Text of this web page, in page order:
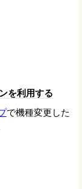
を利用する
で機種変更した